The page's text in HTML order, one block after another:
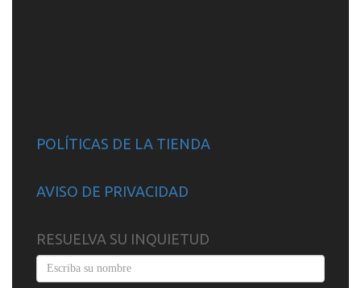
POLÍTICAS DE LA TIENDA
AVISO DE PRIVACIDAD
RESUELVA SU INQUIETUD